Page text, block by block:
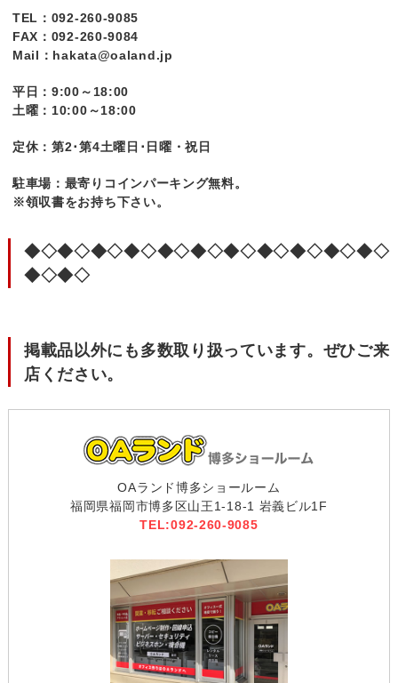
TEL：092-260-9085
FAX：092-260-9084
Mail：hakata@oaland.jp
平日：9:00～18:00
土曜：10:00～18:00
定休：第2･第4土曜日･日曜・祝日
駐車場：最寄りコインパーキング無料。
※領収書をお持ち下さい。
◆◇◆◇◆◇◆◇◆◇◆◇◆◇◆◇◆◇◆◇◆◇
◆◇◆◇
掲載品以外にも多数取り扱っています。ぜひご来
店ください。
OAランド博多ショールーム
福岡県福岡市博多区山王1-18-1 岩義ビル1F
TEL:092-260-9085